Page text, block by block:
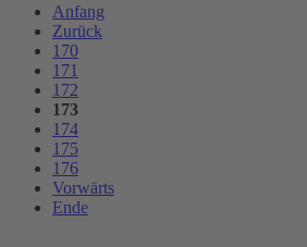
Anfang
Zurück
170
171
172
173
174
175
176
Vorwärts
Ende